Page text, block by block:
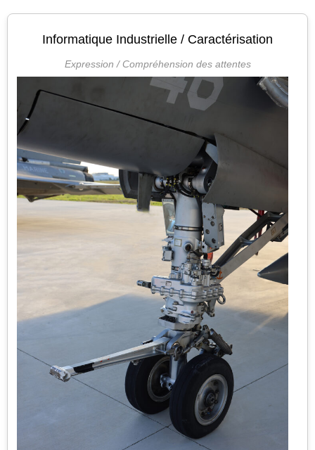
Informatique Industrielle / Caractérisation
Expression / Compréhension des attentes